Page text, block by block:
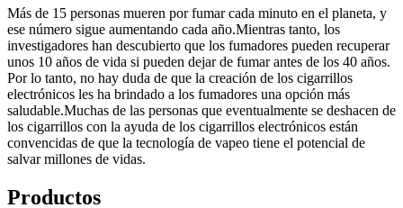
Más de 15 personas mueren por fumar cada minuto en el planeta, y
ese número sigue aumentando cada año.Mientras tanto, los
investigadores han descubierto que los fumadores pueden recuperar
unos 10 años de vida si pueden dejar de fumar antes de los 40 años.
Por lo tanto, no hay duda de que la creación de los cigarrillos
electrónicos les ha brindado a los fumadores una opción más
saludable.Muchas de las personas que eventualmente se deshacen de
los cigarrillos con la ayuda de los cigarrillos electrónicos están
convencidas de que la tecnología de vapeo tiene el potencial de
salvar millones de vidas.
Productos